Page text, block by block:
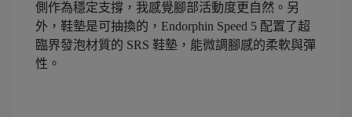
側作為穩定支撐，我感覺腳部活動度更自然。另
外，鞋墊是可抽換的，Endorphin Speed 5 配置了超
臨界發泡材質的 SRS 鞋墊，能微調腳感的柔軟與彈
性。